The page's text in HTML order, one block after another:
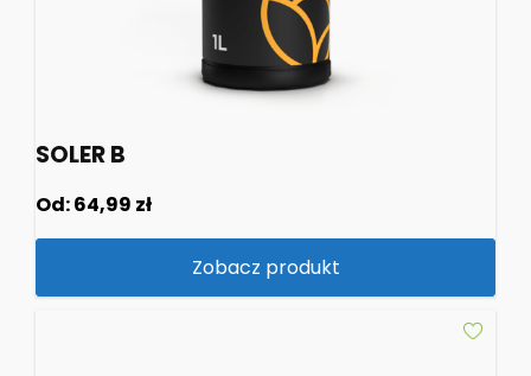
SOLER B
Od:64,99 zł
Zobacz produkt